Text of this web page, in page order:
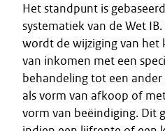
Het standpunt is
systematiek van de Wet
wordt de wijziging van het
van inkomen met een
behandeling tot een
als vorm van afkoop of
vorm van beëindiging. Dit